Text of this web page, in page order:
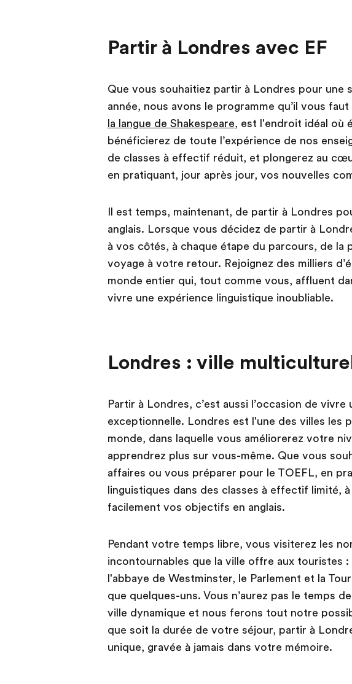
Partir à Londres avec EF
Que vous souhaitiez partir à Londres pour une
année, nous avons le programme qu’il vous
la langue de Shakespeare, est l'endroit idéal où
bénéficierez de toute l’expérience de nos
de classes à effectif réduit, et plongerez au
en pratiquant, jour après jour, vos nouvelles
Il est temps, maintenant, de partir à Londres
anglais. Lorsque vous décidez de partir à
à vos côtés, à chaque étape du parcours, de la
voyage à votre retour. Rejoignez des milliers
monde entier qui, tout comme vous, affluent
vivre une expérience linguistique inoubliable.
Londres : ville
Partir à Londres, c’est aussi l’occasion de vivre
exceptionnelle. Londres est l'une des villes les
monde, dans laquelle vous améliorerez votre
apprendrez plus sur vous-même. Que vous
affaires ou vous préparer pour le TOEFL, en
linguistiques dans des classes à effectif limité,
facilement vos objectifs en anglais.
Pendant votre temps libre, vous visiterez les
incontournables que la ville offre aux touristes :
l'abbaye de Westminster, le Parlement et la
que quelques-uns. Vous n’aurez pas le temps
ville dynamique et nous ferons tout notre
que soit la durée de votre séjour, partir à
unique, gravée à jamais dans votre mémoire.